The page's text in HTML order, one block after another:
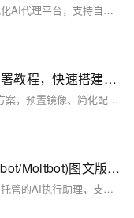
OpenClaw（原Clawdbot/Moltbot）是开源本地化AI代理平台，支持自然语言驱动浏览器、邮件、文件等任务自动化。阿里云提供一键部署方案，3步即可私有化落地，适配钉钉/飞书等办公场景，兼顾安全、易用与扩展性。
2026年阿里云OpenClaw一键秒级部署教程，快速搭建专属AI助理！
2026年，阿里云推出OpenClaw一键秒级部署方案，预置镜像、简化配置，零基础用户几分钟即可搭建本地优先的AI数字员工。支持文件管理、日程安排、代码辅助与钉钉/飞书协同，数据全留在您服务器，安全可控，真正开箱即用！
阿里云一键部署OpenClaw(原Clawdbot/Moltbot)图文版详细教程
OpenClaw（原Clawdbot/Moltbot）是开源可自托管的AI执行助理，支持自然语言理解与自动化任务执行，如写代码、整理文件、网页爬取、对接飞书/钉钉等。阿里云提供一键部署方案，三步即可快速启用，赋能7×24小时智能办公。